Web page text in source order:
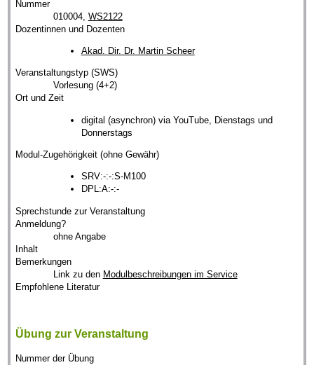
Nummer
010004, WS2122
Dozentinnen und Dozenten
Akad. Dir. Dr. Martin Scheer
Veranstaltungstyp (SWS)
Vorlesung (4+2)
Ort und Zeit
digital (asynchron) via YouTube, Dienstags und
Donnerstags
Modul-Zugehörigkeit (ohne Gewähr)
SRV:-:-:S-M100
DPL:A:-:-
Sprechstunde zur Veranstaltung
Anmeldung?
ohne Angabe
Inhalt
Bemerkungen
Link zu den Modulbeschreibungen im Service
Empfohlene Literatur
Übung zur Veranstaltung
Nummer der Übung